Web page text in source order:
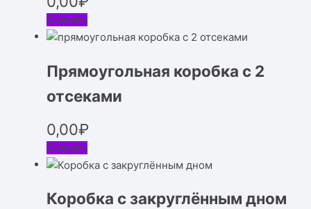
Скачать
Прямоугольная коробка с 2
отсеками
0,00₽
Скачать
Коробка с закруглённым дном